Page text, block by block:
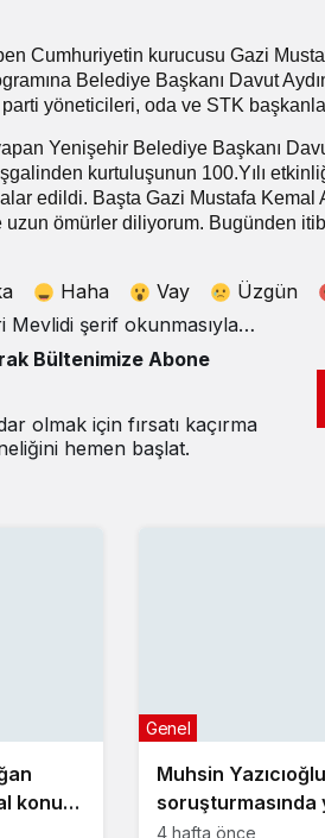
Cumhuriyetin kurucusu Gazi
Belediye Başkanı Davut
yöneticileri, oda ve STK
Yenişehir Belediye Başkanı
kurtuluşunun 100.Yılı
edildi. Başta Gazi Mustafa
ömürler diliyorum. Bugünden
Haha Vay Üzgün
Bültenimize Abone
olmak için fırsatı kaçırma
hemen başlat.
konut
Muhsin Yazıcıoğlu
soruşturmasında
gelişme!
Genel
4 hafta önce